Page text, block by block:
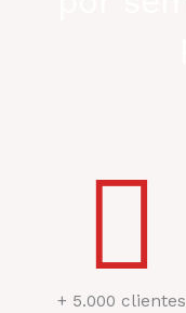
+ 5.000 clientes